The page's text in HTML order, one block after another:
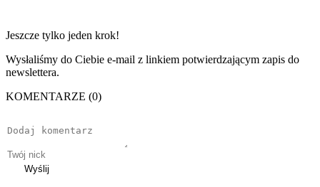
Jeszcze tylko jeden krok!
Wysłaliśmy do Ciebie e-mail z linkiem potwierdzającym zapis do
newslettera.
KOMENTARZE (0)
Wyślij